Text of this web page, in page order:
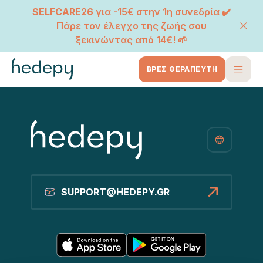
SELFCARE26 για -15€ στην 1η συνεδρία ✔️
Πάρε τον έλεγχο της ζωής σου
ξεκινώντας από 14€! 🌱
ΒΡΕΣ ΘΕΡΑΠΕΥΤΗ
SUPPORT@HEDEPY.GR